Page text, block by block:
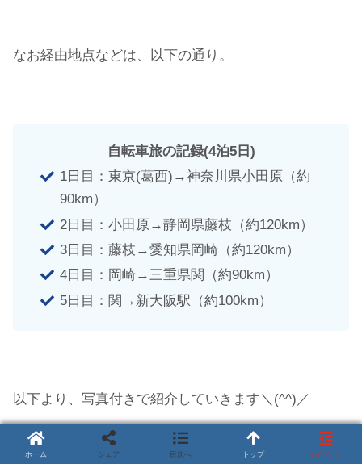
なお経由地点などは、以下の通り。
自転車旅の記録(4泊5日)
1日目：東京(葛西)→神奈川県小田原（約
90km）
2日目：小田原→静岡県藤枝（約120km）
3日目：藤枝→愛知県岡崎（約120km）
4日目：岡崎→三重県関（約90km）
5日目：関→新大阪駅（約100km）
以下より、写真付きで紹介していきます＼(^^)／
ホーム シェア 目次へ トップ サイドバー